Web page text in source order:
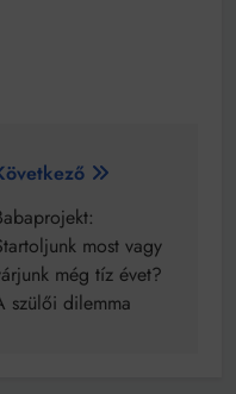
most vagy
még tíz évet?
szülői dilemma